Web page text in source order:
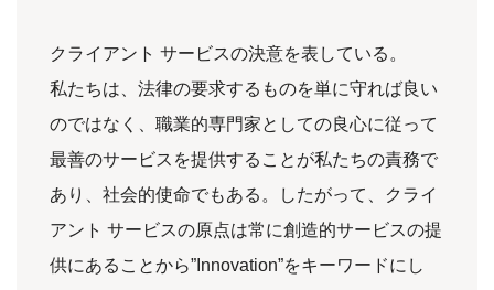
クライアント サービスの決意を表している。
私たちは、法律の要求するものを単に守れば良い
のではなく、職業的専門家としての良心に従って
最善のサービスを提供することが私たちの責務で
あり、社会的使命でもある。したがって、クライ
アント サービスの原点は常に創造的サービスの提
供にあることから”Innovation”をキーワードにし